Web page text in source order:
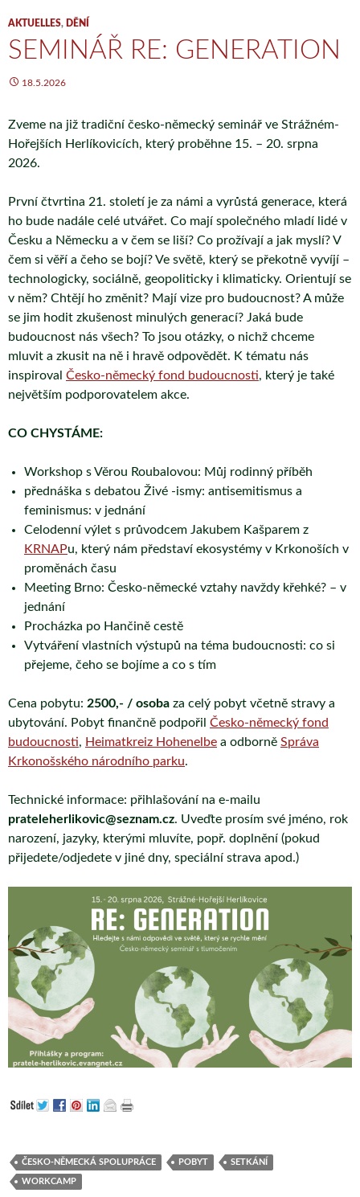
AKTUELLES, DĚNÍ
SEMINÁŘ RE: GENERATION
18.5.2026
Zveme na již tradiční česko-německý seminář ve Strážném-
Hořejších Herlíkovicích, který proběhne 15. – 20. srpna
2026.
První čtvrtina 21. století je za námi a vyrůstá generace, která
ho bude nadále celé utvářet. Co mají společného mladí lidé v
Česku a Německu a v čem se liší? Co prožívají a jak myslí? V
čem si věří a čeho se bojí? Ve světě, který se překotně vyvíjí –
technologicky, sociálně, geopoliticky i klimaticky. Orientují se
v něm? Chtějí ho změnit? Mají vize pro budoucnost? A může
se jim hodit zkušenost minulých generací? Jaká bude
budoucnost nás všech? To jsou otázky, o nichž chceme
mluvit a zkusit na ně i hravě odpovědět. K tématu nás
inspiroval Česko-německý fond budoucnosti, který je také
největším podporovatelem akce.
CO CHYSTÁME:
Workshop s Věrou Roubalovou: Můj rodinný příběh
přednáška s debatou Živé -ismy: antisemitismus a
feminismus: v jednání
Celodenní výlet s průvodcem Jakubem Kašparem z
KRNAPu, který nám představí ekosystémy v Krkonoších v
proměnách času
Meeting Brno: Česko-německé vztahy navždy křehké? – v
jednání
Procházka po Hančině cestě
Vytváření vlastních výstupů na téma budoucnosti: co si
přejeme, čeho se bojíme a co s tím
Cena pobytu: 2500,- / osoba za celý pobyt včetně stravy a
ubytování. Pobyt finančně podpořil Česko-německý fond
budoucnosti, Heimatkreiz Hohenelbe a odborně Správa
Krkonošského národního parku.
Technické informace: přihlašování na e-mailu
prateleherlikovic@seznam.cz. Uveďte prosím své jméno, rok
narození, jazyky, kterými mluvíte, popř. doplnění (pokud
přijedete/odjedete v jiné dny, speciální strava apod.)
ČESKO-NĚMECKÁ SPOLUPRÁCE POBYT SETKÁNÍ
WORKCAMP